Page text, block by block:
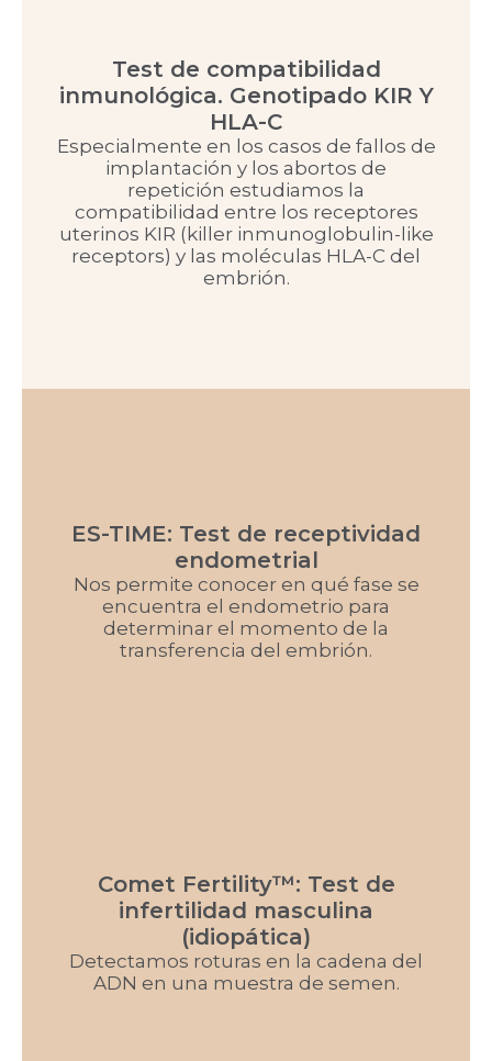
Test de compatibilidad
inmunológica. Genotipado KIR Y
HLA-C
Especialmente en los casos de fallos de
implantación y los abortos de
repetición estudiamos la
compatibilidad entre los receptores
uterinos KIR (killer inmunoglobulin-like
receptors) y las moléculas HLA-C del
embrión.
ES-TIME: Test de receptividad
endometrial
Nos permite conocer en qué fase se
encuentra el endometrio para
determinar el momento de la
transferencia del embrión.
Comet Fertility™: Test de
infertilidad masculina
(idiopática)
Detectamos roturas en la cadena del
ADN en una muestra de semen.